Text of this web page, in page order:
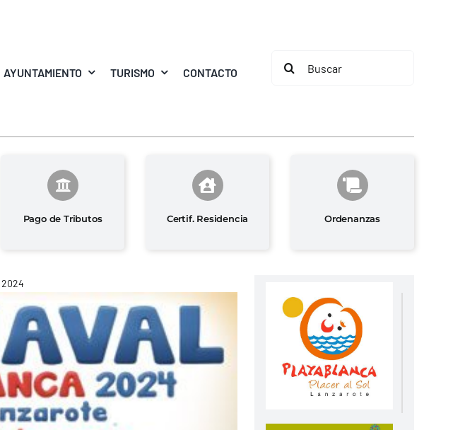
AYUNTAMIENTO TURISMO CONTACTO
Buscar:
Pago de Tributos Certif. Residencia Ordenanzas
2024